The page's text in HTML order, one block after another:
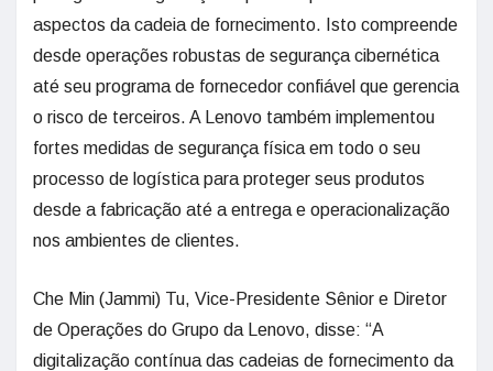
aspectos da cadeia de fornecimento. Isto compreende
desde operações robustas de segurança cibernética
até seu programa de fornecedor confiável que gerencia
o risco de terceiros. A Lenovo também implementou
fortes medidas de segurança física em todo o seu
processo de logística para proteger seus produtos
desde a fabricação até a entrega e operacionalização
nos ambientes de clientes.
Che Min (Jammi) Tu, Vice-Presidente Sênior e Diretor
de Operações do Grupo da Lenovo, disse: “A
digitalização contínua das cadeias de fornecimento da